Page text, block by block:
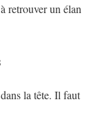
retrouver un élan
la tête. Il faut